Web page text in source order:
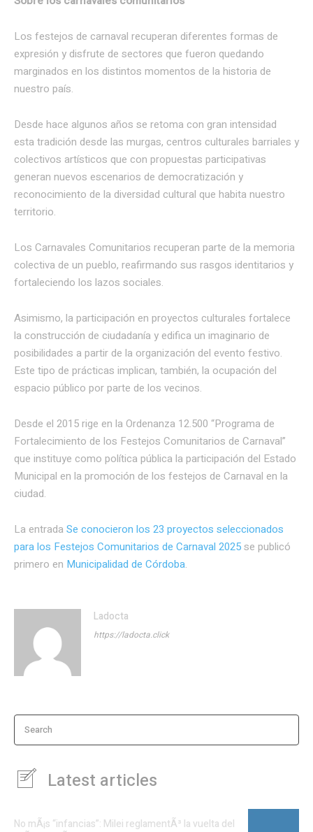
Los festejos de carnaval recuperan diferentes formas de
expresión y disfrute de sectores que fueron quedando
marginados en los distintos momentos de la historia de
nuestro país.
Desde hace algunos años se retoma con gran intensidad
esta tradición desde las murgas, centros culturales barriales y
colectivos artísticos que con propuestas participativas
generan nuevos escenarios de democratización y
reconocimiento de la diversidad cultural que habita nuestro
territorio.
Los Carnavales Comunitarios recuperan parte de la memoria
colectiva de un pueblo, reafirmando sus rasgos identitarios y
fortaleciendo los lazos sociales.
Asimismo, la participación en proyectos culturales fortalece
la construcción de ciudadanía y edifica un imaginario de
posibilidades a partir de la organización del evento festivo.
Este tipo de prácticas implican, también, la ocupación del
espacio público por parte de los vecinos.
Desde el 2015 rige en la Ordenanza 12.500 “Programa de
Fortalecimiento de los Festejos Comunitarios de Carnaval”
que instituye como política pública la participación del Estado
Municipal en la promoción de los festejos de Carnaval en la
ciudad.
La entrada Se conocieron los 23 proyectos seleccionados
para los Festejos Comunitarios de Carnaval 2025se publicó
primero en Municipalidad de Córdoba.
Ladocta
https://ladocta.click
Search
Latest articles
No mÃ¡s “infancias”: Milei reglamentÃ³ la vuelta del